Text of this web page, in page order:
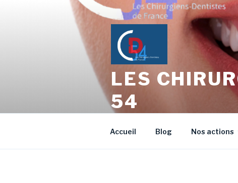
LES
54
Accueil Blog Nos actions